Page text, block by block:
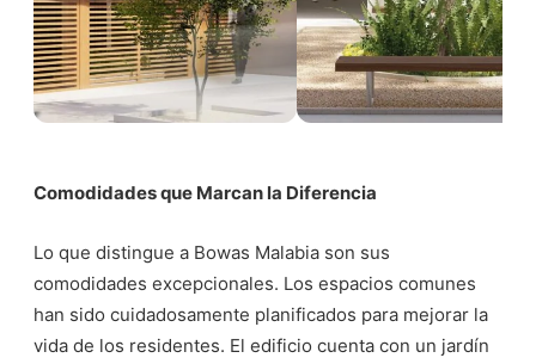
Comodidades que Marcan la Diferencia
Lo que distingue a Bowas Malabia son sus
comodidades excepcionales. Los espacios comunes
han sido cuidadosamente planificados para mejorar la
vida de los residentes. El edificio cuenta con un jardín